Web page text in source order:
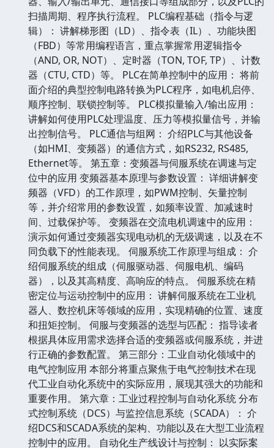
扫描周期、程序执行流程。 PLC编程基础（指令与逻
辑）： 讲解梯形图（LD）、指令表（IL）、功能块图
（FBD）等常用编程语言，重点掌握常用逻辑指令
（AND, OR, NOT）、定时器（TON, TOF, TP）、计数
器（CTU, CTD）等。 PLC在简单控制中的应用： 将前
面介绍的典型控制电路转换为PLC程序，如电机启停、
顺序控制、联锁控制等。 PLC模拟量输入/输出应用：
讲解如何使用PLC处理温度、压力等模拟量信号，并输
出控制信号。 PLC通信与组网： 介绍PLC与其他设备
（如HMI、变频器）的通信方式，如RS232, RS485,
Ethernet等。 第五章：变频器与伺服系统在调速与定
位中的应用 变频器基本原理与参数设置： 详细讲解变
频器（VFD）的工作原理，如PWM控制、矢量控制
等，并介绍常用的参数设置，如频率设置、加减速时
间、过载保护等。 变频器在交流电机调速中的应用：
演示如何通过变频器实现电动机的无级调速，以及在不
同负载下的性能表现。 伺服系统工作原理与组成： 介
绍伺服系统的组成（伺服驱动器、伺服电机、编码
器），以及其高精度、高响应的特点。 伺服系统在精
密定位与运动控制中的应用： 讲解伺服系统在工业机
器人、数控机床等领域的应用，实现精确的位置、速度
和扭矩控制。 伺服与变频器的选型与匹配： 指导读者
根据具体应用需求选择合适的变频器或伺服系统，并进
行正确的参数配置。 第三部分：工业自动化领域中的
电气控制应用 本部分将重点聚焦于电气控制技术在现
代工业自动化系统中的实际应用，展现其强大的功能和
重要作用。 第六章：工业过程控制与自动化系统 分布
式控制系统（DCS）与监控信息系统（SCADA）： 介
绍DCS和SCADA系统的架构、功能以及在大型工业流程
控制中的应用。 自动化生产线设计与控制： 以实际案